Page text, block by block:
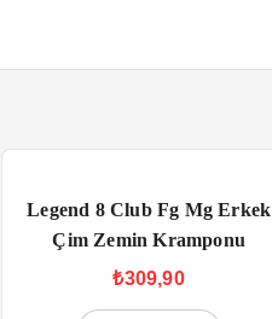
Legend 8 Club Fg Mg Erkek
Çim Zemin Kramponu
₺309,90